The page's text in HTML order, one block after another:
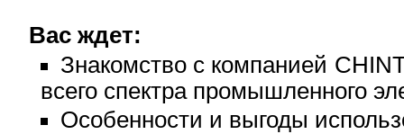
Вас ждет:
Знакомство с компанией
всего спектра промышленного
Особенности и выгоды